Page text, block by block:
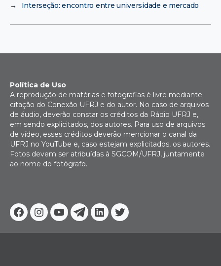
→
Interseção: encontro entre universidade e mercado
Facebook
Instagram
YoutubeTelegram
Linkedin
Twitter
Política de Uso
A reprodução de matérias e fotografias é livre mediante
citação do Conexão UFRJ e do autor. No caso de arquivos
de áudio, deverão constar os créditos da Rádio UFRJ e,
em sendo explicitados, dos autores. Para uso de arquivos
de vídeo, esses créditos deverão mencionar o canal da
UFRJ no YouTube e, caso estejam explicitados, os autores.
Fotos devem ser atribuídas à SGCOM/UFRJ, juntamente
ao nome do fotógrafo.